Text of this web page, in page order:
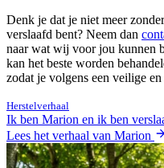
Denk je dat je niet meer
verslaafd bent? Neem dan
naar wat wij voor jou kunnen
kan het beste worden
zodat je volgens een veilige
Herstelverhaal
Ik ben Marion en ik ben
Lees het verhaal van Marion